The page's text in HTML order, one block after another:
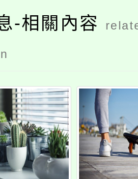
-相關內容